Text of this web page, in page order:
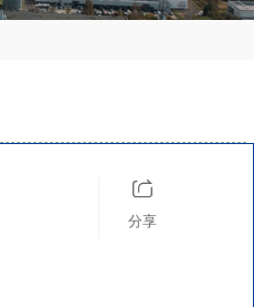
分享